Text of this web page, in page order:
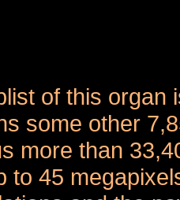
of this
some other
more than
to 45